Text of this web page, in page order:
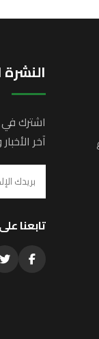
النشرة
اشترك في
آخر
تابعنا